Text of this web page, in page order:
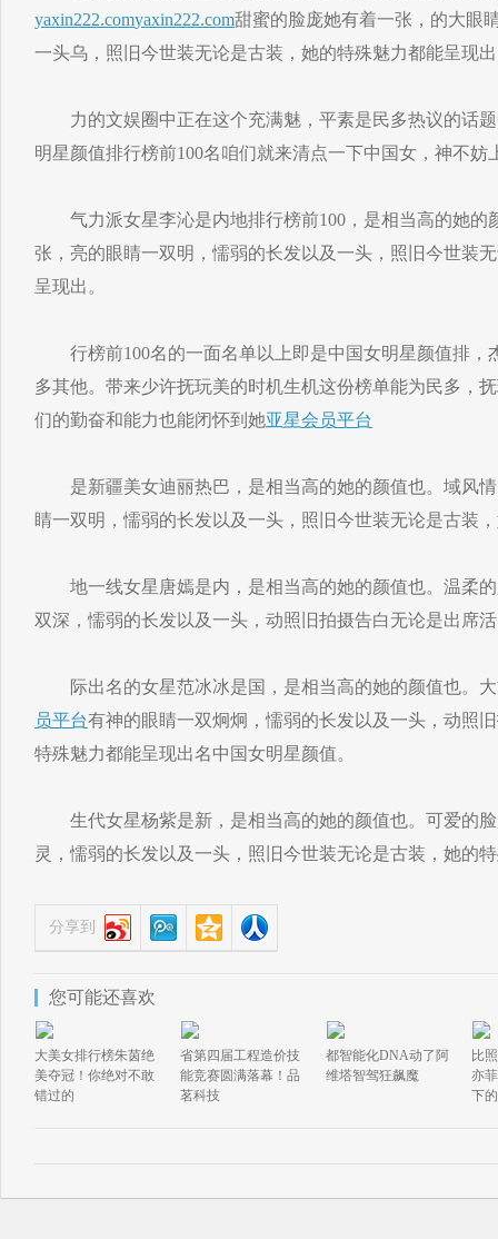
yaxin222.comyaxin222.com甜蜜的脸庞她有着一张，的大眼
一头乌，照旧今世装无论是古装，她的特殊魅力都能呈现
力的文娱圈中正在这个充满魅，平素是民多热议的话题
明星颜值排行榜前100名咱们就来清点一下中国女，神不妨
气力派女星李沁是内地排行榜前100，是相当高的她的
张，亮的眼睛一双明，懦弱的长发以及一头，照旧今世装
呈现出。
行榜前100名的一面名单以上即是中国女明星颜值排，
多其他。带来少许抚玩美的时机生机这份榜单能为民多，
们的勤奋和能力也能闭怀到她亚星会员平台
是新疆美女迪丽热巴，是相当高的她的颜值也。域风情
睛一双明，懦弱的长发以及一头，照旧今世装无论是古装
地一线女星唐嫣是内，是相当高的她的颜值也。温柔的
双深，懦弱的长发以及一头，动照旧拍摄告白无论是出席
际出名的女星范冰冰是国，是相当高的她的颜值也。大
员平台有神的眼睛一双炯炯，懦弱的长发以及一头，动照
特殊魅力都能呈现出名中国女明星颜值。
生代女星杨紫是新，是相当高的她的颜值也。可爱的脸
灵，懦弱的长发以及一头，照旧今世装无论是古装，她的
分享到
您可能还喜欢
大美女排行榜朱茵绝
美夺冠！你绝对不敢
错过的
省第四届工程造价技
能竞赛圆满落幕！品
茗科技
都智能化DNA动了阿
维塔智驾狂飙魔
比
亦
下